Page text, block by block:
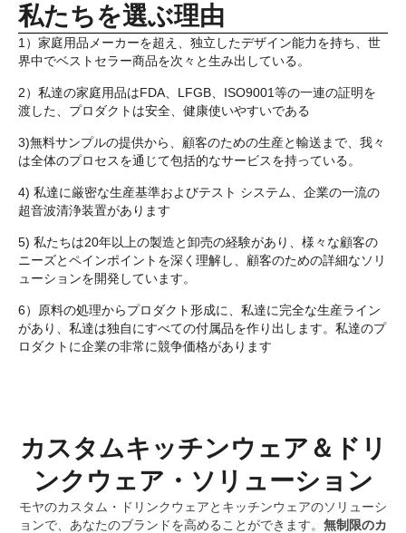
私たちを選ぶ理由
1）家庭用品メーカーを超え、独立したデザイン能力を持ち、世
界中でベストセラー商品を次々と生み出している。
2）私達の家庭用品はFDA、LFGB、ISO9001等の一連の証明を
渡した、プロダクトは安全、健康使いやすいである
3)無料サンプルの提供から、顧客のための生産と輸送まで、我々
は全体のプロセスを通じて包括的なサービスを持っている。
4) 私達に厳密な生産基準およびテスト システム、企業の一流の
超音波清浄装置があります
5) 私たちは20年以上の製造と卸売の経験があり、様々な顧客の
ニーズとペインポイントを深く理解し、顧客のための詳細なソリ
ューションを開発しています。
6）原料の処理からプロダクト形成に、私達に完全な生産ライン
があり、私達は独自にすべての付属品を作り出します。私達のプ
ロダクトに企業の非常に競争価格があります
カスタムキッチンウェア＆ドリ
ンクウェア・ソリューション
モヤのカスタム・ドリンクウェアとキッチンウェアのソリューシ
ョンで、あなたのブランドを高めることができます。 無制限のカ